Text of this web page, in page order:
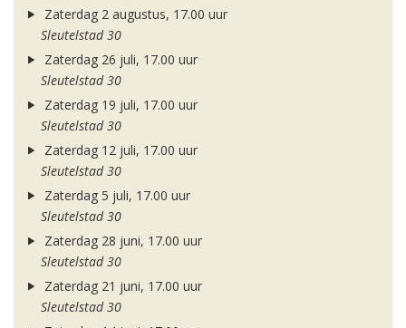
Zaterdag 2 augustus, 17.00 uur
Sleutelstad 30
Zaterdag 26 juli, 17.00 uur
Sleutelstad 30
Zaterdag 19 juli, 17.00 uur
Sleutelstad 30
Zaterdag 12 juli, 17.00 uur
Sleutelstad 30
Zaterdag 5 juli, 17.00 uur
Sleutelstad 30
Zaterdag 28 juni, 17.00 uur
Sleutelstad 30
Zaterdag 21 juni, 17.00 uur
Sleutelstad 30